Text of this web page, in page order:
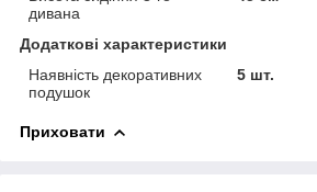
дивана
Додаткові характеристики
Наявність декоративних
подушок
5 шт.
Приховати